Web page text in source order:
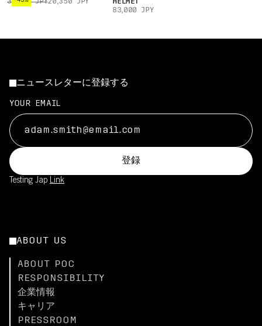
37,000 JPY20,350 JPY
HELMET
83,000 JPY
ニュースレターに登録する
YOUR EMAIL
登録
Testing Jap Link
ABOUT US
ABOUT POC
RESPONSIBILITY
企業情報
キャリア
PRESSROOM